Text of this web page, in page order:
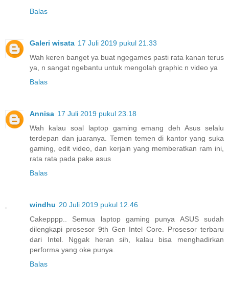
Balas
Galeri wisata 17 Juli 2019 pukul 21.33
Wah keren banget ya buat ngegames pasti rata kanan terus
ya, n sangat ngebantu untuk mengolah graphic n video ya
Balas
Annisa 17 Juli 2019 pukul 23.18
Wah kalau soal laptop gaming emang deh Asus selalu
terdepan dan juaranya. Temen temen di kantor yang suka
gaming, edit video, dan kerjain yang memberatkan ram ini,
rata rata pada pake asus
Balas
windhu 20 Juli 2019 pukul 12.46
Cakepppp.. Semua laptop gaming punya ASUS sudah
dilengkapi prosesor 9th Gen Intel Core. Prosesor terbaru
dari Intel. Nggak heran sih, kalau bisa menghadirkan
performa yang oke punya.
Balas